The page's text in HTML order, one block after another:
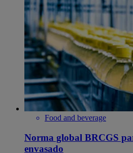
Food and beverage
Norma global BRCGS
envasado